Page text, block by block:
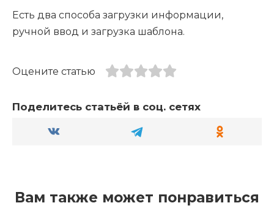
Есть два способа загрузки информации,
ручной ввод и загрузка шаблона.
Оцените статью
Поделитесь статьёй в соц. сетях
Вам также может понравиться